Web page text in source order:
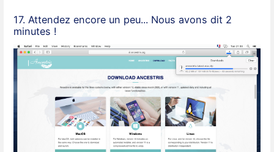
17. Attendez encore un peu... Nous avons dit 2
minutes !